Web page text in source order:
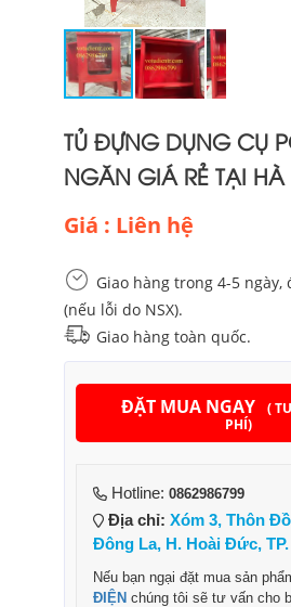
TỦ ĐỰNG DỤNG CỤ
NGĂN GIÁ RẺ TẠI HÀ
Giá : Liên hệ
Giao hàng trong 4-5 ngày,
(nếu lỗi do NSX).
Giao hàng toàn quốc.
ĐẶT MUA NGAY
(
PHÍ)
Hotline: 0862986799
Địa chỉ: Xóm 3, Thôn
Đông La, H. Hoài Đức,
Nếu bạn ngại đặt mua sản
ĐIỆN chúng tôi sẽ tư vấn cho